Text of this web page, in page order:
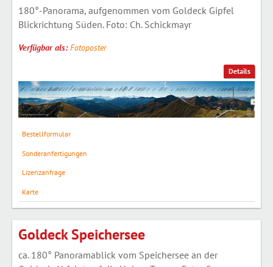
Details
180°-Panorama, aufgenommen vom Goldeck Gipfel
Blickrichtung Süden. Foto: Ch. Schickmayr
Verfügbar als:Fotoposter
Bestellformular
Sonderanfertigungen
Lizenzanfrage
Karte
Goldeck Speichersee
ca. 180° Panoramablick vom Speichersee an der